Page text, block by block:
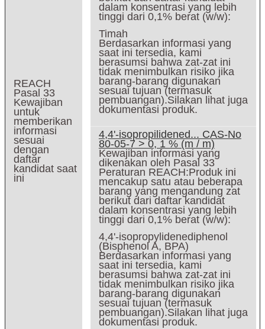
REACH
Pasal 33
Kewajiban
untuk
memberikan
informasi
sesuai
dengan
daftar
kandidat saat
ini
dalam konsentrasi yang lebih
tinggi dari 0,1% berat (w/w):
Timah
Berdasarkan informasi yang
saat ini tersedia, kami
berasumsi bahwa zat-zat ini
tidak menimbulkan risiko jika
barang-barang digunakan
sesuai tujuan (termasuk
pembuangan).Silakan lihat juga
dokumentasi produk.
4,4'-isopropilidened... CAS-No
80-05-7 > 0, 1 % (m / m)
Kewajiban informasi yang
dikenakan oleh Pasal 33
Peraturan REACH:Produk ini
mencakup satu atau beberapa
barang yang mengandung zat
berikut dari daftar kandidat
dalam konsentrasi yang lebih
tinggi dari 0,1% berat (w/w):
4,4'-isopropylidenediphenol
(Bisphenol A, BPA)
Berdasarkan informasi yang
saat ini tersedia, kami
berasumsi bahwa zat-zat ini
tidak menimbulkan risiko jika
barang-barang digunakan
sesuai tujuan (termasuk
pembuangan).Silakan lihat juga
dokumentasi produk.